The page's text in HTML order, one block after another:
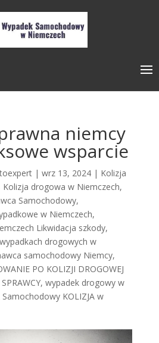
niemcy
wsparcie
| wrz 13, 2024| Kolizja
Kolizja drogowa w Niemczech,
Samochodowy,
w Niemczech,
Likwidacja szkody,
drogowych w
samochodowy Niemcy,
PO KOLIZJI DROGOWEJ
, wypadek drogowy w
KOLIZJA w